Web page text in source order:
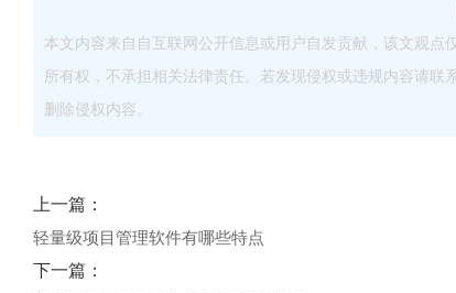
本文内容来自自互联网公开信息或用户自发贡献，该文观
所有权，不承担相关法律责任。若发现侵权或违规内容请
删除侵权内容。
上一篇：
轻量级项目管理软件有哪些特点
下一篇：